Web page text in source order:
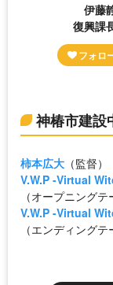
伊藤
復興課
神椿市建設
柿本広大 （監督）
V.W.P -Virtual
（オープニングテ
V.W.P -Virtual
（エンディングテ